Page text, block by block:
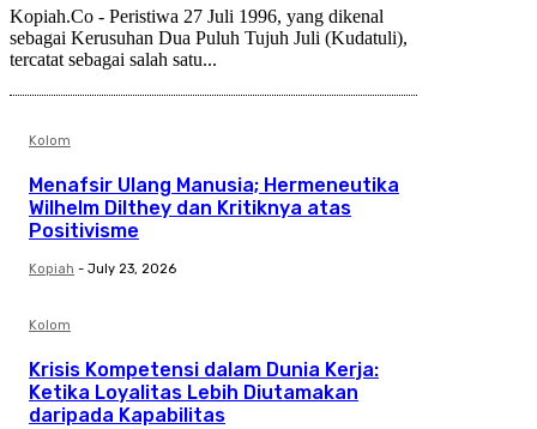
Kopiah.Co - Peristiwa 27 Juli 1996, yang dikenal
sebagai Kerusuhan Dua Puluh Tujuh Juli (Kudatuli),
tercatat sebagai salah satu...
Kolom
Menafsir Ulang Manusia; Hermeneutika
Wilhelm Dilthey dan Kritiknya atas
Positivisme
Kopiah - July 23, 2026
Kolom
Krisis Kompetensi dalam Dunia Kerja:
Ketika Loyalitas Lebih Diutamakan
daripada Kapabilitas